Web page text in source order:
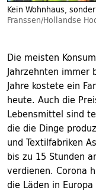
Kein Wohnhaus,
Franssen/Hollandse
Die meisten
Jahrzehnten immer
Jahre kostete ein
heute. Auch die
Lebensmittel sind
die die Dinge
und Textilfabriken
bis zu 15 Stunden
verdienen. Corona
die Läden in